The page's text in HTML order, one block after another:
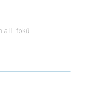
a II. fokú